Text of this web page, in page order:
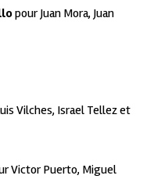
pour Juan Mora, Juan
Vilches, Israel Tellez et
Victor Puerto, Miguel